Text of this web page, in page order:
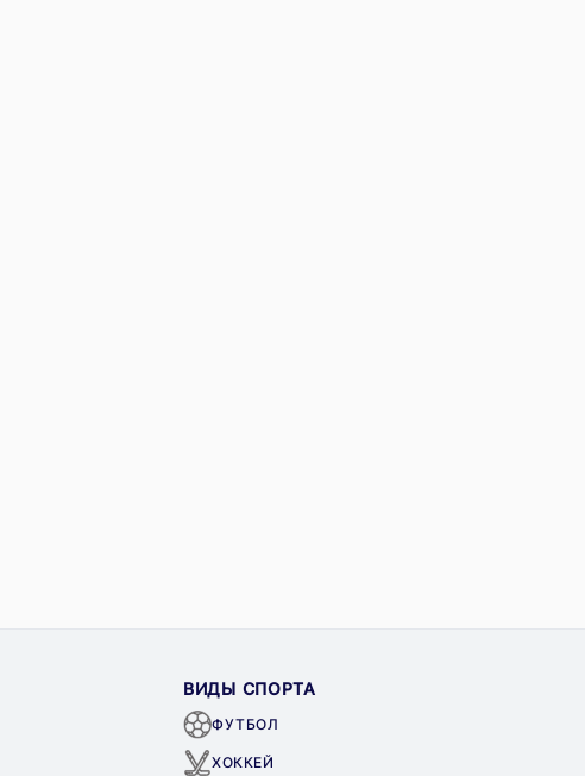
ВИДЫ СПОРТА
ФУТБОЛ
ХОККЕЙ